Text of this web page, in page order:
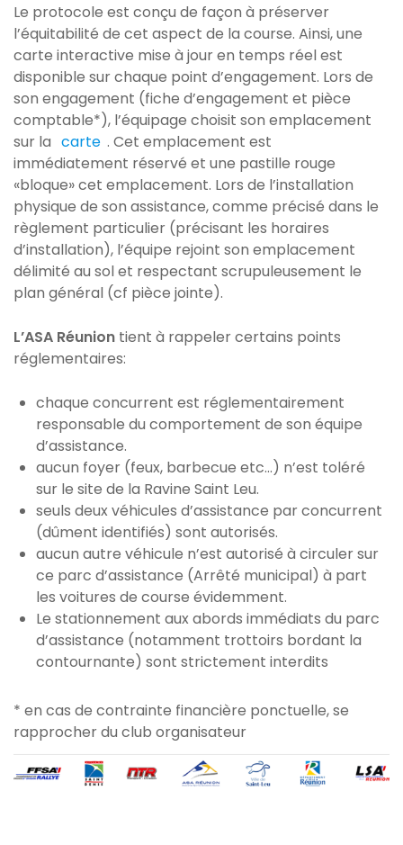
Le protocole est conçu de façon à préserver
l’équitabilité de cet aspect de la course. Ainsi, une
carte interactive mise à jour en temps réel est
disponible sur chaque point d’engagement. Lors de
son engagement (fiche d’engagement et pièce
comptable*), l’équipage choisit son emplacement
sur la carte . Cet emplacement est
immédiatement réservé et une pastille rouge
«bloque» cet emplacement. Lors de l’installation
physique de son assistance, comme précisé dans le
règlement particulier (précisant les horaires
d’installation), l’équipe rejoint son emplacement
délimité au sol et respectant scrupuleusement le
plan général (cf pièce jointe).
L’ASA Réunion tient à rappeler certains points
réglementaires:
chaque concurrent est réglementairement
responsable du comportement de son équipe
d’assistance.
aucun foyer (feux, barbecue etc…) n’est toléré
sur le site de la Ravine Saint Leu.
seuls deux véhicules d’assistance par concurrent
(dûment identifiés) sont autorisés.
aucun autre véhicule n’est autorisé à circuler sur
ce parc d’assistance (Arrêté municipal) à part
les voitures de course évidemment.
Le stationnement aux abords immédiats du parc
d’assistance (notamment trottoirs bordant la
contournante) sont strictement interdits
* en cas de contrainte financière ponctuelle, se
rapprocher du club organisateur